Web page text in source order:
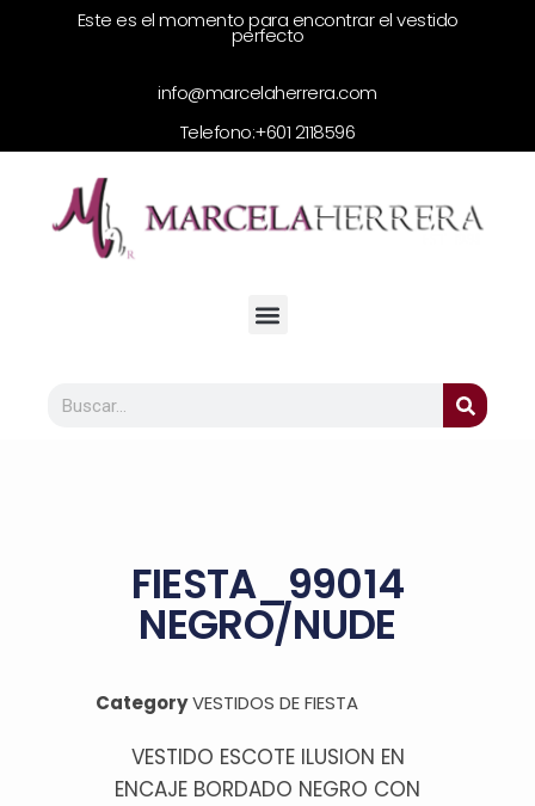
Este es el momento para encontrar el vestido
perfecto
info@marcelaherrera.com
Telefono:+601 2118596
FIESTA_99014
NEGRO/NUDE
CategoryVESTIDOS DE FIESTA
VESTIDO ESCOTE ILUSION EN
ENCAJE BORDADO NEGRO CON